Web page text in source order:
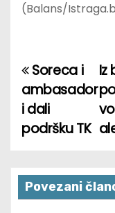
(Balans/
P
o
s
n
Iz
Soreca i
ambasador
i dali
podršku TK
Povezani